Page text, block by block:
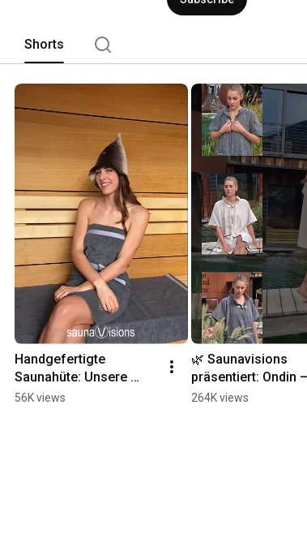
Shorts
Handgefertigte
Saunahüte: Unsere
Produktion
56K views
🌿 Saunavisions
präsentiert: Ondin –
Exklusive
264K views